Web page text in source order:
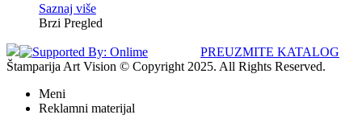
Saznaj više
Brzi Pregled
PREUZMITE KATALOG
Štamparija Art Vision © Copyright 2025. All Rights Reserved.
Meni
Reklamni materijal